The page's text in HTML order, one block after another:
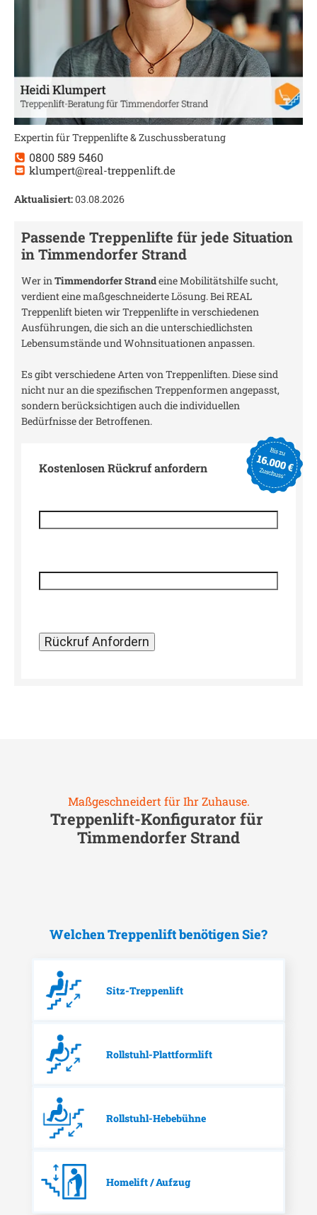
Expertin für Treppenlifte & Zuschussberatung
0800 589 5460
klumpert@real-treppenlift.de
Aktualisiert:03.08.2026
Passende Treppenlifte für jede Situation
inTimmendorfer Strand
Wer inTimmendorfer Strandeine Mobilitätshilfe sucht,
verdient eine maßgeschneiderte Lösung. Bei REAL
Treppenlift bieten wir Treppenlifte in verschiedenen
Ausführungen, die sich an die unterschiedlichsten
Lebensumstände und Wohnsituationen anpassen.
Es gibt verschiedene Arten von Treppenliften. Diese sind
nicht nur an die spezifischen Treppenformen angepasst,
sondern berücksichtigen auch die individuellen
Bedürfnisse der Betroffenen.
Kostenlosen Rückruf anfordern
Maßgeschneidert für Ihr Zuhause.
Treppenlift-Konfigurator für
Timmendorfer Strand
Welchen Treppenlift benötigen Sie?
Sitz-Treppenlift
Rollstuhl-Plattformlift
Rollstuhl-Hebebühne
Homelift / Aufzug